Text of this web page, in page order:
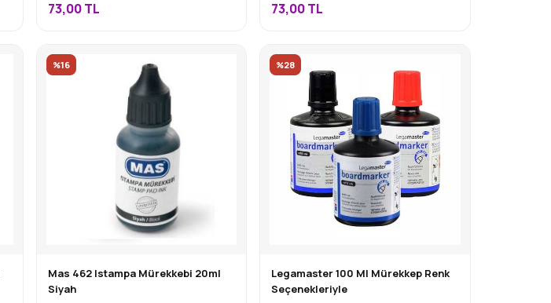
73,00TL 73,00TL
%16
Mas 462 Istampa Mürekkebi 20ml
Siyah
%28
Legamaster 100 Ml Mürekkep Renk
Seçenekleriyle